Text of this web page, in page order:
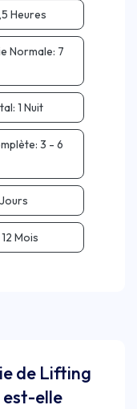
Heures
Normale: 7
1 Nuit
3 - 6
Mois
de Lifting
elle